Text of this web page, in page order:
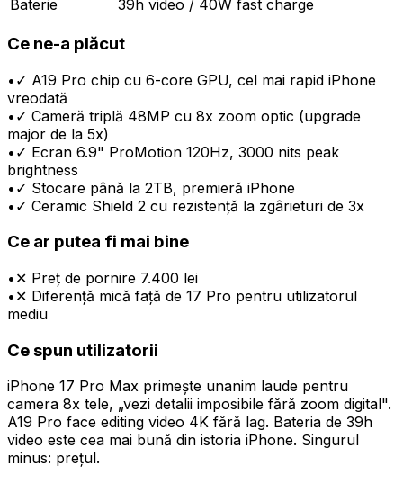
Baterie 39h video / 40W fast charge
Ce ne-a plăcut
• ✓ A19 Pro chip cu 6-core GPU, cel mai rapid iPhone
vreodată
• ✓ Cameră triplă 48MP cu 8x zoom optic (upgrade
major de la 5x)
• ✓ Ecran 6.9" ProMotion 120Hz, 3000 nits peak
brightness
• ✓ Stocare până la 2TB, premieră iPhone
• ✓ Ceramic Shield 2 cu rezistență la zgârieturi de 3x
Ce ar putea fi mai bine
• ✕ Preț de pornire 7.400 lei
• ✕ Diferență mică față de 17 Pro pentru utilizatorul
mediu
Ce spun utilizatorii
iPhone 17 Pro Max primește unanim laude pentru
camera 8x tele, „vezi detalii imposibile fără zoom digital".
A19 Pro face editing video 4K fără lag. Bateria de 39h
video este cea mai bună din istoria iPhone. Singurul
minus: prețul.